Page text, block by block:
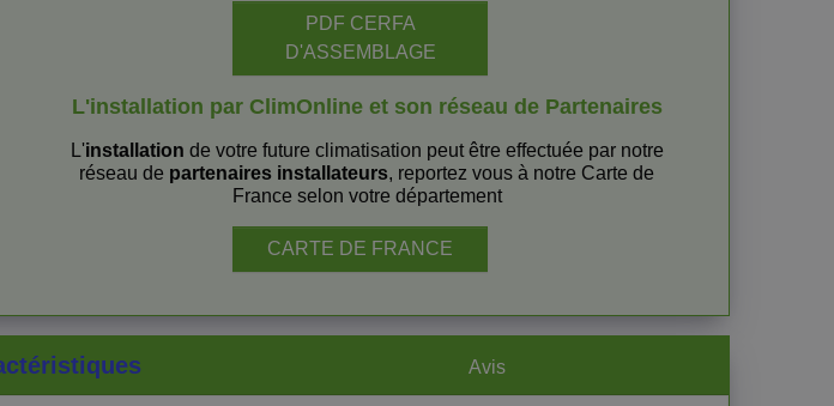
PDF CERFA
D'ASSEMBLAGE
L'installation par ClimOnline et son réseau de Partenaires
L'installation de votre future climatisation peut être effectuée par notre
réseau de partenaires installateurs, reportez vous à notre Carte de
France selon votre département
CARTE DE FRANCE
Avis